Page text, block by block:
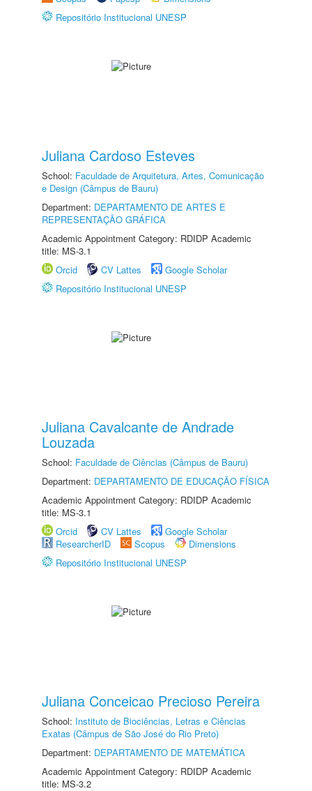
Repositório Institucional UNESP
Juliana Cardoso Esteves
School: Faculdade de Arquitetura, Artes, Comunicação
e Design (Câmpus de Bauru)
Department: DEPARTAMENTO DE ARTES E
REPRESENTAÇÃO GRÁFICA
Academic Appointment Category: RDIDP Academic
title: MS-3.1
Orcid
CV Lattes
Google Scholar
Repositório Institucional UNESP
Juliana Cavalcante de Andrade
Louzada
School: Faculdade de Ciências (Câmpus de Bauru)
Department: DEPARTAMENTO DE EDUCAÇÃO FÍSICA
Academic Appointment Category: RDIDP Academic
title: MS-3.1
Orcid
CV Lattes
Google Scholar
ResearcherID
Scopus
Dimensions
Repositório Institucional UNESP
Juliana Conceicao Precioso Pereira
School: Instituto de Biociências, Letras e Ciências
Exatas (Câmpus de São José do Rio Preto)
Department: DEPARTAMENTO DE MATEMÁTICA
Academic Appointment Category: RDIDP Academic
title: MS-3.2